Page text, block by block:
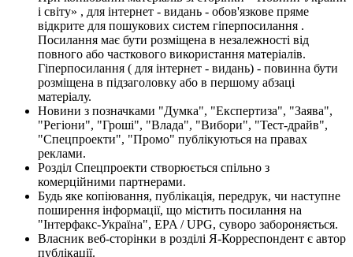
і світу» , для інтернет - видань - обов'язкове пряме
відкрите для пошукових систем гіперпосилання .
Посилання має бути розміщена в незалежності від
повного або часткового використання матеріалів.
Гіперпосилання ( для інтернет - видань) - повинна бути
розміщена в підзаголовку або в першому абзаці
матеріалу.
Новини з позначками "Думка", "Експертиза", "Заява",
"Регіони", "Гроші", "Влада", "Вибори", "Тест-драйв",
"Спецпроекти", "Промо" публікуються на правах
реклами.
Розділ Спецпроекти створюється спільно з
комерційними партнерами.
Будь яке копіювання, публікація, передрук, чи наступне
поширення інформації, що містить посилання на
"Інтерфакс-Україна", EPA / UPG, суворо забороняється.
Власник веб-сторінки в розділі Я-Корреспондент є автор
публікації.